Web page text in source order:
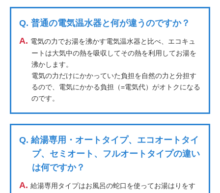
Q. 普通の電気温水器と何が違うのですか？
A. 電気の力でお湯を沸かす電気温水器と比べ、エコキュ
ートは大気中の熱を吸収してその熱を利用してお湯を
沸かします。
電気の力だけにかかっていた負担を自然の力と分担す
るので、電気にかかる負担（=電気代）がオトクになる
のです。
Q. 給湯専用・オートタイプ、エコオートタイ
プ、セミオート、フルオートタイプの違い
は何ですか？
A. 給湯専用タイプはお風呂の蛇口を使ってお湯はりをす